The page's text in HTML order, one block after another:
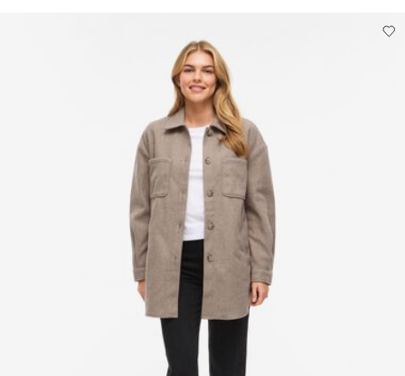
Pick up at Service Point (Packeta)
Možnosti doručení
Vrácení a výměna